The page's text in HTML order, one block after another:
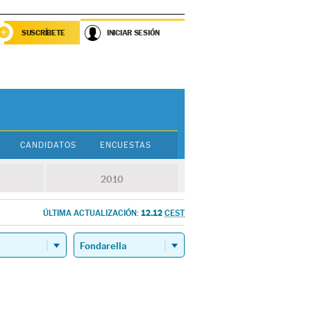
SUSCRÍBETE INICIAR SESIÓN
CANDIDATOS ENCUESTAS
2010
ÚLTIMA ACTUALIZACIÓN: 12.12 CEST